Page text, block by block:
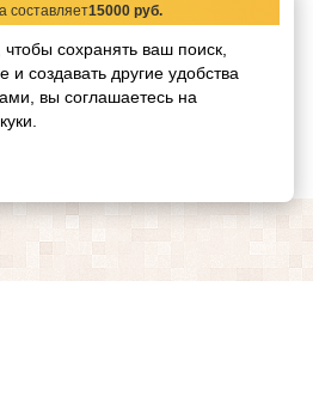
Керамогранит Adicon
80х300
Производитель: Adicon
Страна:
Индия
составляет15000 руб.
сохранять ваш поиск,
и создавать другие удобства
вы соглашаетесь на